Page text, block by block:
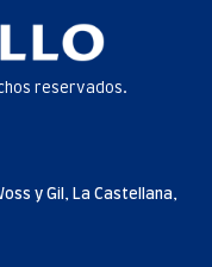
reservados.
y Gil, La Castellana,